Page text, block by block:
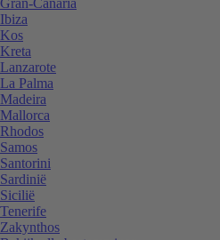
Ibiza
Kos
Kreta
Lanzarote
La Palma
Madeira
Mallorca
Rhodos
Samos
Santorini
Sardinië
Sicilië
Tenerife
Zakynthos